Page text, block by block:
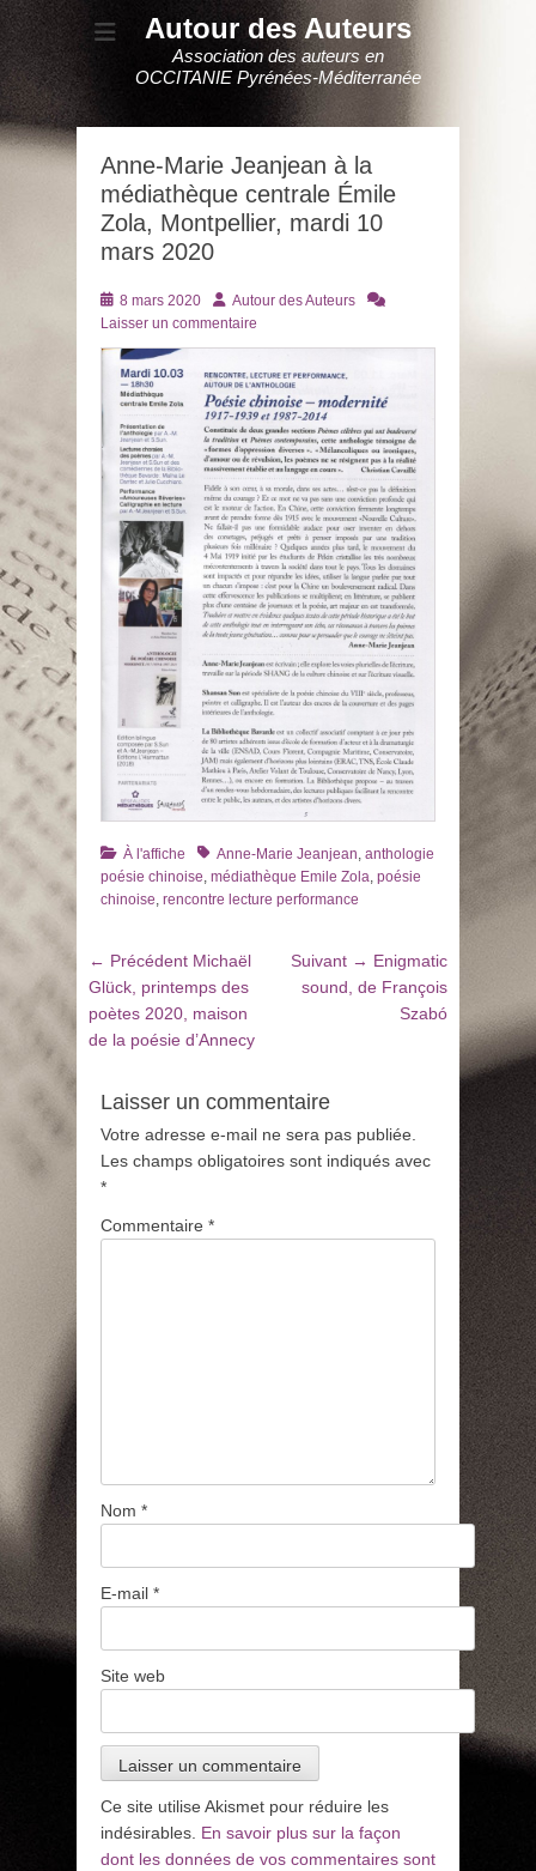
Autour des Auteurs
Association des auteurs en
OCCITANIE Pyrénées-Méditerranée
Anne-Marie Jeanjean à la
médiathèque centrale Émile
Zola, Montpellier, mardi 10
mars 2020
Posté
le
8 mars 2020 AuteurAutour des Auteurs
Laisser un commentaire
Catégories
À l'affiche TagsAnne-Marie Jeanjean, anthologie
poésie chinoise, médiathèque Emile Zola, poésie
chinoise, rencontre lecture performance
Navigation
de
l’article
← Précédent Article
précédent
:
Michaël
Glück, printemps des
poètes 2020, maison
de la poésie d’Annecy
Suivant → Article
suivant
Enigmatic
sound, de François
Szabó
Laisser un commentaire
Votre adresse e-mail ne sera pas publiée.
Les champs obligatoires sont indiqués avec
*
Commentaire *
Nom *
E-mail *
Site web
Ce site utilise Akismet pour réduire les
indésirables. En savoir plus sur la façon
dont les données de vos commentaires sont